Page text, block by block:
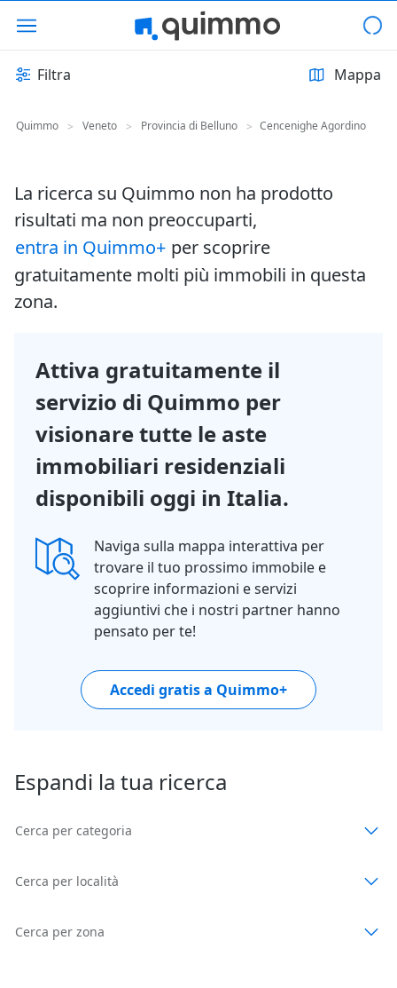
Filtra Mappa
Quimmo > Veneto > Provincia di Belluno > Cencenighe Agordino
La ricerca su Quimmo non ha prodotto
risultati ma non preoccuparti,
entra in Quimmo+ per scoprire
gratuitamente molti più immobili in questa
zona.
Attiva gratuitamente il
servizio di Quimmo per
visionare tutte le aste
immobiliari residenziali
disponibili oggi in Italia.
Naviga sulla mappa interattiva per
trovare il tuo prossimo immobile e
scoprire informazioni e servizi
aggiuntivi che i nostri partner hanno
pensato per te!
Accedi gratis a Quimmo+
Espandi la tua ricerca
Cerca per categoria
Cerca per località
Cerca per zona